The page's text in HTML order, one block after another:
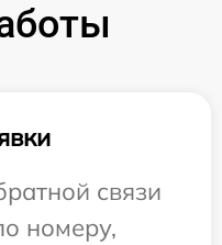
связи
номеру,